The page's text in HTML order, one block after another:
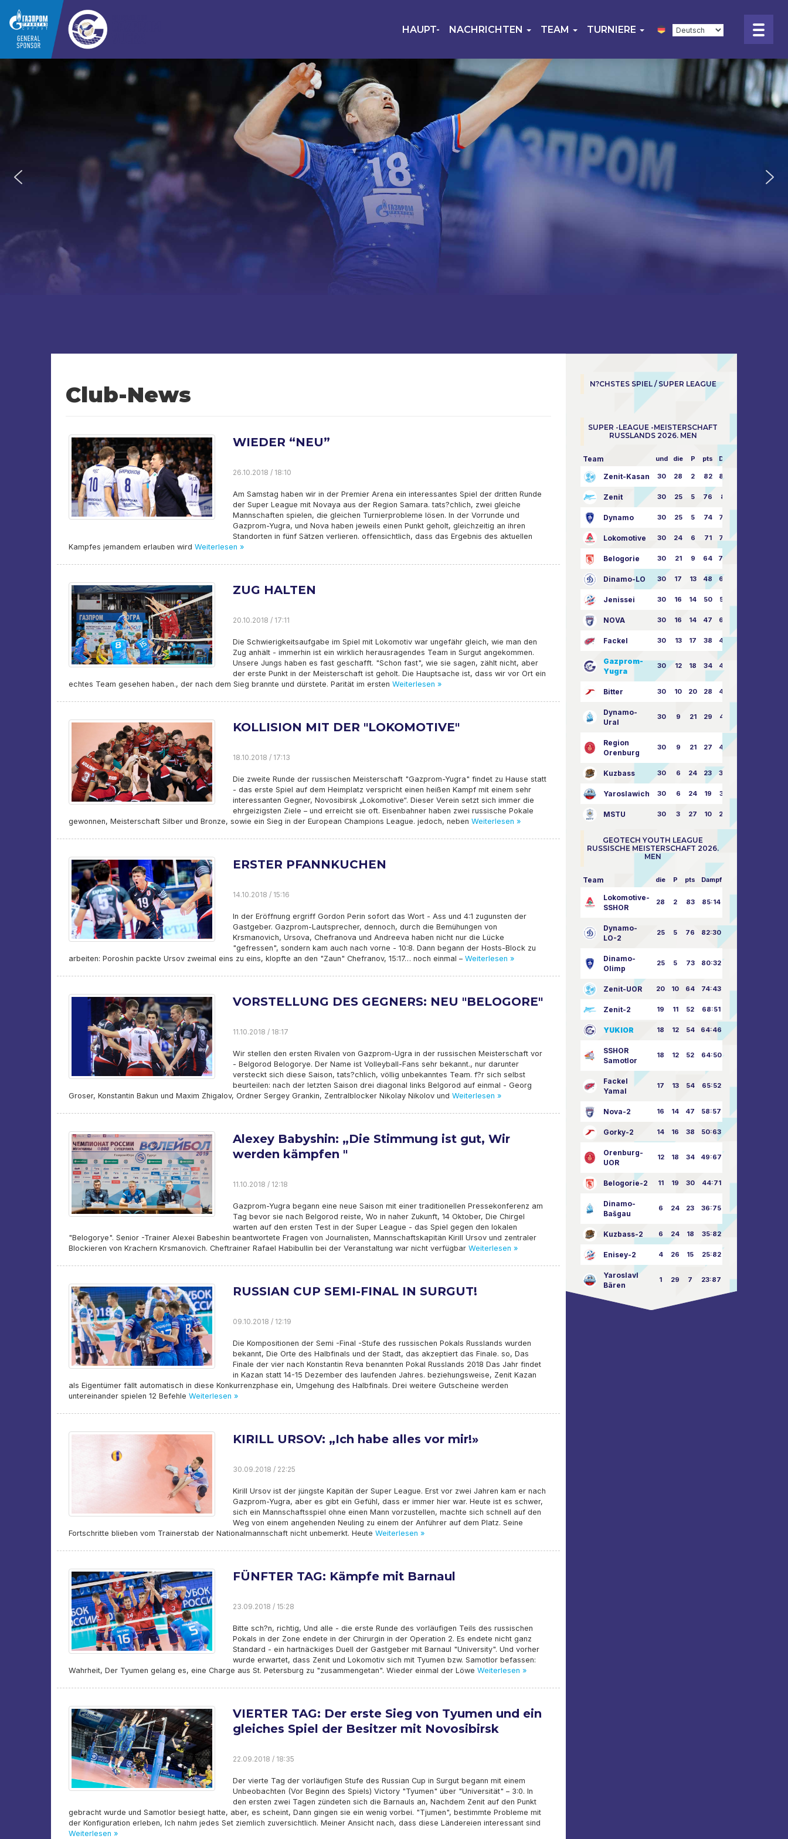
HAUPT- NACHRICHTEN TEAM TURNIERE
Club-News
WIEDER “NEU”
26.10.2018 / 18:10
Am Samstag haben wir in der Premier Arena ein interessantes Spiel der dritten Runde
der Super League mit Novaya aus der Region Samara. tats?chlich, zwei gleiche
Mannschaften spielen, die gleichen Turnierprobleme lösen. In der Vorrunde und
Gazprom-Yugra, und Nova haben jeweils einen Punkt geholt, gleichzeitig an ihren
Standorten in fünf Sätzen verlieren. offensichtlich, dass das Ergebnis des aktuellen
Kampfes jemandem erlauben wird Weiterlesen »
ZUG HALTEN
20.10.2018 / 17:11
Die Schwierigkeitsaufgabe im Spiel mit Lokomotiv war ungefähr gleich, wie man den
Zug anhält - immerhin ist ein wirklich herausragendes Team in Surgut angekommen.
Unsere Jungs haben es fast geschafft. "Schon fast", wie sie sagen, zählt nicht, aber
der erste Punkt in der Meisterschaft ist geholt. Die Hauptsache ist, dass wir vor Ort ein
echtes Team gesehen haben., der nach dem Sieg brannte und dürstete. Parität im ersten Weiterlesen »
KOLLISION MIT DER "LOKOMOTIVE"
18.10.2018 / 17:13
Die zweite Runde der russischen Meisterschaft "Gazprom-Yugra" findet zu Hause statt
- das erste Spiel auf dem Heimplatz verspricht einen heißen Kampf mit einem sehr
interessanten Gegner, Novosibirsk „Lokomotive“. Dieser Verein setzt sich immer die
ehrgeizigsten Ziele – und erreicht sie oft. Eisenbahner haben zwei russische Pokale
gewonnen, Meisterschaft Silber und Bronze, sowie ein Sieg in der European Champions League. jedoch, neben Weiterlesen »
ERSTER PFANNKUCHEN
14.10.2018 / 15:16
In der Eröffnung ergriff Gordon Perin sofort das Wort - Ass und 4:1 zugunsten der
Gastgeber. Gazprom-Lautsprecher, dennoch, durch die Bemühungen von
Krsmanovich, Ursova, Chefranova und Andreeva haben nicht nur die Lücke
"gefressen", sondern kam auch nach vorne - 10:8. Dann begann der Hosts-Block zu
arbeiten: Poroshin packte Ursov zweimal eins zu eins, klopfte an den "Zaun" Chefranov, 15:17… noch einmal – Weiterlesen »
VORSTELLUNG DES GEGNERS: NEU "BELOGORE"
11.10.2018 / 18:17
Wir stellen den ersten Rivalen von Gazprom-Ugra in der russischen Meisterschaft vor
- Belgorod Belogorye. Der Name ist Volleyball-Fans sehr bekannt., nur darunter
versteckt sich diese Saison, tats?chlich, völlig unbekanntes Team. f?r sich selbst
beurteilen: nach der letzten Saison drei diagonal links Belgorod auf einmal - Georg
Groser, Konstantin Bakun und Maxim Zhigalov, Ordner Sergey Grankin, Zentralblocker Nikolay Nikolov und Weiterlesen »
Alexey Babyshin: „Die Stimmung ist gut, Wir
werden kämpfen "
11.10.2018 / 12:18
Gazprom-Yugra begann eine neue Saison mit einer traditionellen Pressekonferenz am
Tag bevor sie nach Belgorod reiste, Wo in naher Zukunft, 14 Oktober, Die Chirgel
warten auf den ersten Test in der Super League - das Spiel gegen den lokalen
"Belogorye". Senior -Trainer Alexei Babeshin beantwortete Fragen von Journalisten, Mannschaftskapitän Kirill Ursov und zentraler
Blockieren von Krachern Krsmanovich. Cheftrainer Rafael Habibullin bei der Veranstaltung war nicht verfügbar Weiterlesen »
RUSSIAN CUP SEMI-FINAL IN SURGUT!
09.10.2018 / 12:19
Die Kompositionen der Semi -Final -Stufe des russischen Pokals Russlands wurden
bekannt, Die Orte des Halbfinals und der Stadt, das akzeptiert das Finale. so, Das
Finale der vier nach Konstantin Reva benannten Pokal Russlands 2018 Das Jahr findet
in Kazan statt 14-15 Dezember des laufenden Jahres. beziehungsweise, Zenit Kazan
als Eigentümer fällt automatisch in diese Konkurrenzphase ein, Umgehung des Halbfinals. Drei weitere Gutscheine werden
untereinander spielen 12 Befehle Weiterlesen »
KIRILL URSOV: „Ich habe alles vor mir!»
30.09.2018 / 22:25
Kirill Ursov ist der jüngste Kapitän der Super League. Erst vor zwei Jahren kam er nach
Gazprom-Yugra, aber es gibt ein Gefühl, dass er immer hier war. Heute ist es schwer,
sich ein Mannschaftsspiel ohne einen Mann vorzustellen, machte sich schnell auf den
Weg von einem angehenden Neuling zu einem der Anführer auf dem Platz. Seine
Fortschritte blieben vom Trainerstab der Nationalmannschaft nicht unbemerkt. Heute Weiterlesen »
FÜNFTER TAG: Kämpfe mit Barnaul
23.09.2018 / 15:28
Bitte sch?n, richtig, Und alle - die erste Runde des vorläufigen Teils des russischen
Pokals in der Zone endete in der Chirurgin in der Operation 2. Es endete nicht ganz
Standard - ein hartnäckiges Duell der Gastgeber mit Barnaul "University". Und vorher
wurde erwartet, dass Zenit und Lokomotiv sich mit Tyumen bzw. Samotlor befassen:
Wahrheit, Der Tyumen gelang es, eine Charge aus St. Petersburg zu "zusammengetan". Wieder einmal der Löwe Weiterlesen »
VIERTER TAG: Der erste Sieg von Tyumen und ein
gleiches Spiel der Besitzer mit Novosibirsk
22.09.2018 / 18:35
Der vierte Tag der vorläufigen Stufe des Russian Cup in Surgut begann mit einem
Unbeobachten (Vor Beginn des Spiels) Victory "Tyumen" über "Universität" – 3:0. In
den ersten zwei Tagen zündeten sich die Barnauls an, Nachdem Zenit auf den Punkt
gebracht wurde und Samotlor besiegt hatte, aber, es scheint, Dann gingen sie ein wenig vorbei. "Tjumen", bestimmte Probleme mit
der Konfiguration erleben, Ich nahm jedes Set ziemlich zuversichtlich. Meiner Ansicht nach, dass diese Ländereien interessant sind
Weiterlesen »
N?CHSTES SPIEL / SUPER LEAGUE
SUPER -LEAGUE -MEISTERSCHAFT
RUSSLANDS 2026. MEN
Team und die P pts Dampf
Zenit-Kasan 30 28 2 82 87:24
Zenit 30 25 5 76 81:21
Dynamo 30 25 5 74 79:26
Lokomotive 30 24 6 71 77:33
Belogorie 30 21 9 64 70:40
Dinamo-LO 30 17 13 48 63:57
Jenissei 30 16 14 50 59:53
NOVA 30 16 14 47 62:58
Fackel 30 13 17 38 49:62
Gazprom-
Yugra
30 12 18 34 45:63
Bitter 30 10 20 28 46:73
Dynamo-
Ural
30 9 21 29 41:70
Region
Orenburg
30 9 21 27 43:73
Kuzbass 30 6 24 23 38:76
Yaroslawich 30 6 24 19 31:80
MSTU 30 3 27 10 25:87
GEOTECH YOUTH LEAGUE
RUSSISCHE MEISTERSCHAFT 2026.
MEN
Team die P pts Dampf
Lokomotive-
SSHOR
28 2 83 85:14
Dynamo-
LO-2
25 5 76 82:30
Dinamo-
Olimp
25 5 73 80:32
Zenit-UOR 20 10 64 74:43
Zenit-2 19 11 52 68:51
YUKIOR 18 12 54 64:46
SSHOR
Samotlor
18 12 52 64:50
Fackel
Yamal
17 13 54 65:52
Nova-2 16 14 47 58:57
Gorky-2 14 16 38 50:63
Orenburg-
UOR
12 18 34 49:67
Belogorie-2 11 19 30 44:71
Dinamo-
Bašgau
6 24 23 36:75
Kuzbass-2 6 24 18 35:82
Enisey-2 4 26 15 25:82
Yaroslavl
Bären
1 29 7 23:87